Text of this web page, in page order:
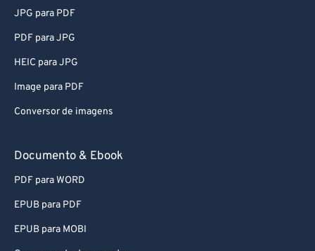
JPG para PDF
PDF para JPG
HEIC para JPG
Image para PDF
Conversor de imagens
Documento & Ebook
PDF para WORD
EPUB para PDF
EPUB para MOBI